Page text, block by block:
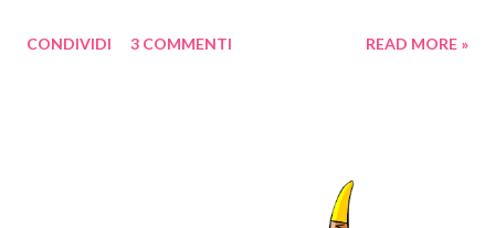
CONDIVIDI
3 COMMENTI READ MORE »